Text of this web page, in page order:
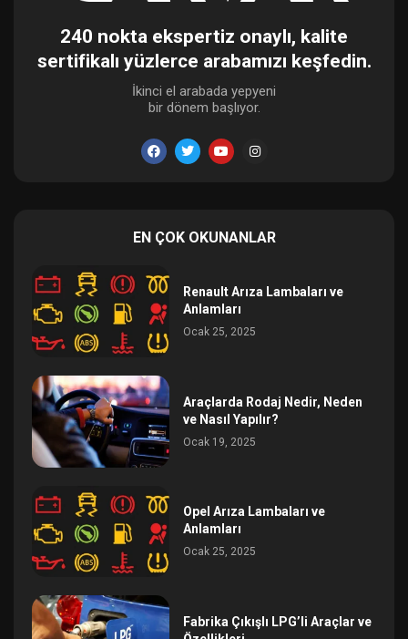
240 nokta ekspertiz onaylı, kalite
sertifikalı yüzlerce arabamızı keşfedin.
İkinci el arabada yepyeni
bir dönem başlıyor.
EN ÇOK OKUNANLAR
Renault Arıza Lambaları ve
Anlamları
Ocak 25, 2025
Araçlarda Rodaj Nedir, Neden
ve Nasıl Yapılır?
Ocak 19, 2025
Opel Arıza Lambaları ve
Anlamları
Ocak 25, 2025
Fabrika Çıkışlı LPG’li Araçlar ve